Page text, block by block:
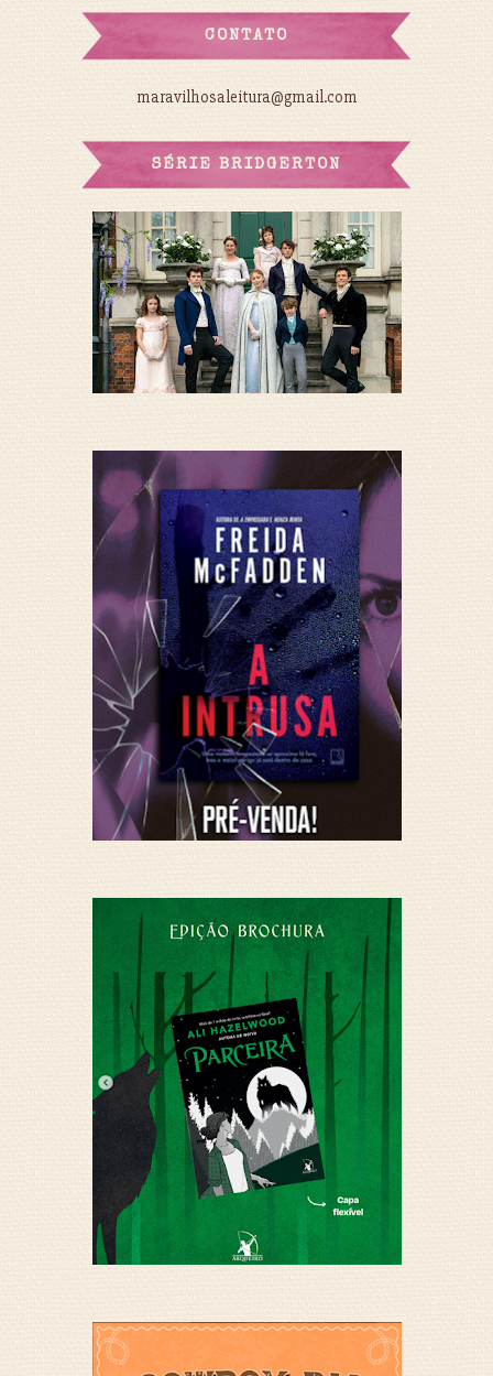
CONTATO
maravilhosaleitura@gmail.com
SÉRIE BRIDGERTON